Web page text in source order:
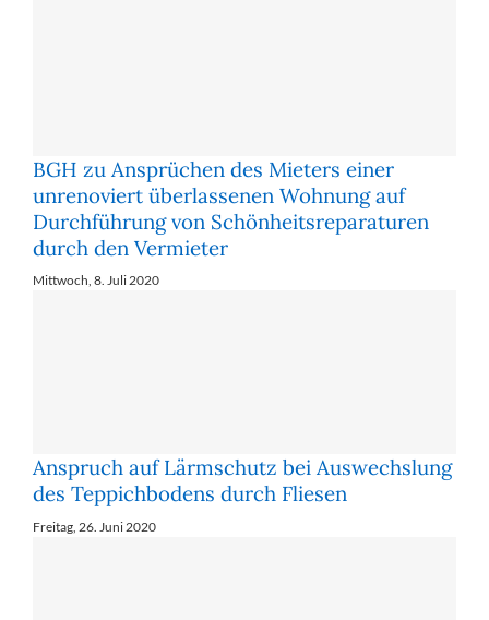
BGH zu Ansprüchen des Mieters einer
unrenoviert überlassenen Wohnung auf
Durchführung von Schönheitsreparaturen
durch den Vermieter
Mittwoch, 8. Juli 2020
Anspruch auf Lärmschutz bei Auswechslung
des Teppichbodens durch Fliesen
Freitag, 26. Juni 2020